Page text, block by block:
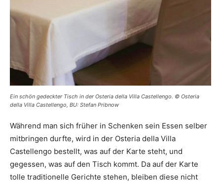
Ein schön gedeckter Tisch in der Osteria della Villa Castellengo. © Osteria
della Villa Castellengo, BU: Stefan Pribnow
Während man sich früher in Schenken sein Essen selber
mitbringen durfte, wird in der Osteria della Villa
Castellengo bestellt, was auf der Karte steht, und
gegessen, was auf den Tisch kommt. Da auf der Karte
tolle traditionelle Gerichte stehen, bleiben diese nicht